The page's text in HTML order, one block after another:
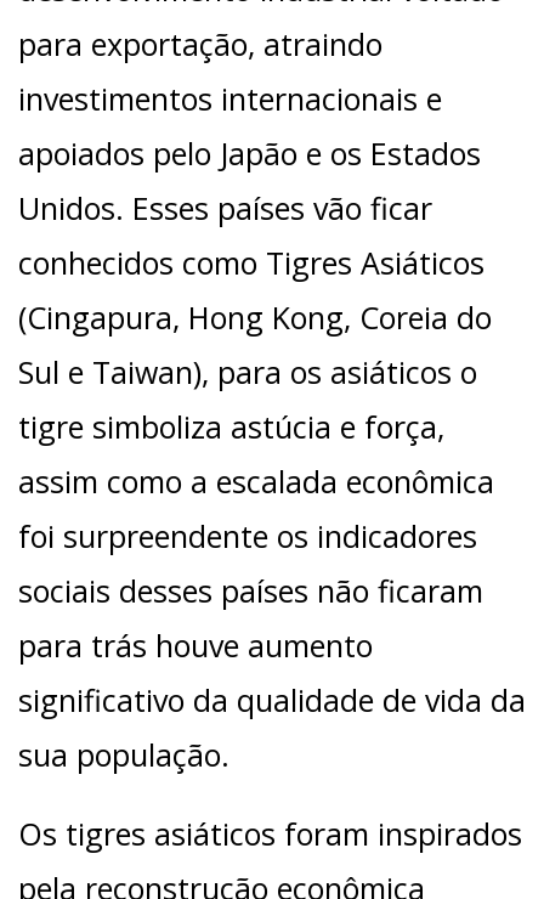
para exportação, atraindo
investimentos internacionais e
apoiados pelo Japão e os Estados
Unidos. Esses países vão ficar
conhecidos como Tigres Asiáticos
(Cingapura, Hong Kong, Coreia do
Sul e Taiwan), para os asiáticos o
tigre simboliza astúcia e força,
assim como a escalada econômica
foi surpreendente os indicadores
sociais desses países não ficaram
para trás houve aumento
significativo da qualidade de vida da
sua população.
Os tigres asiáticos foram inspirados
pela reconstrução econômica